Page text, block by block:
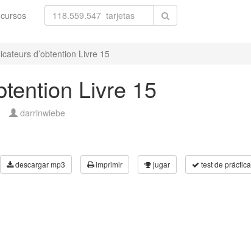
cursos
d’obtention Livre 15
Livre 15
darrinwiebe
descargar mp3 imprimir jugar test de práctica